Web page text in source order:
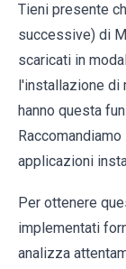
Tieni presente
successive) di
scaricati in
l'installazione di
hanno questa
applicazioni
Per ottenere
implementati
analizza